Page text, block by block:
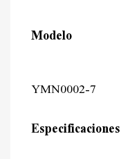
Modelo
YMN0002-7
Especificaciones